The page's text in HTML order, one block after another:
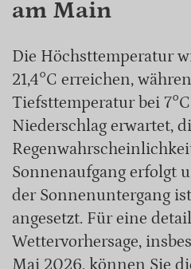
am Main
Die Höchsttemperatur
21,4°C erreichen,
Tiefsttemperatur bei
Niederschlag erwartet,
Sonnenaufgang erfolgt
der Sonnenuntergang
angesetzt. Für eine
Wettervorhersage,